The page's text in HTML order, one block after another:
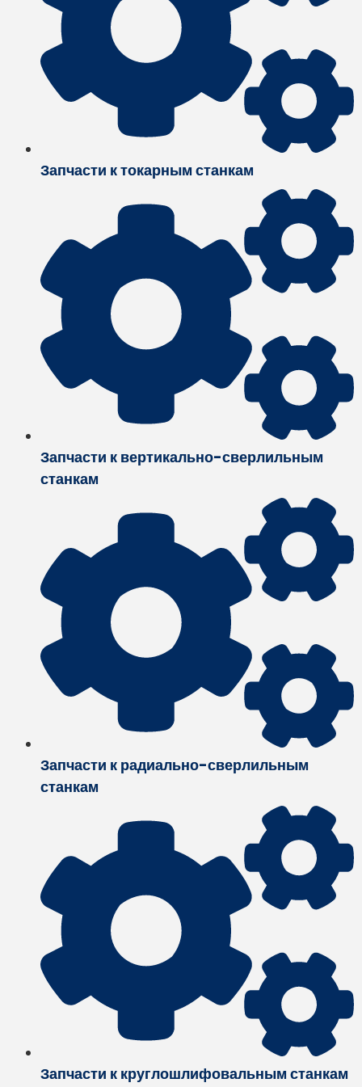
Запчасти к токарным станкам
Запчасти к вертикально-сверлильным
станкам
Запчасти к радиально-сверлильным
станкам
Запчасти к круглошлифовальным станкам